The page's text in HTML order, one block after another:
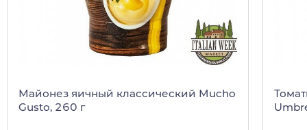
Майонез яичный классический Mucho
Gusto, 260 г